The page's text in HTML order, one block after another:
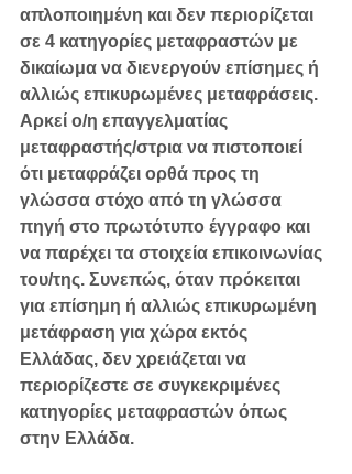
απλοποιημένη και δεν περιορίζεται
σε 4 κατηγορίες μεταφραστών με
δικαίωμα να διενεργούν επίσημες ή
αλλιώς επικυρωμένες μεταφράσεις.
Αρκεί ο/η επαγγελματίας
μεταφραστής/στρια να πιστοποιεί
ότι μεταφράζει ορθά προς τη
γλώσσα στόχο από τη γλώσσα
πηγή στο πρωτότυπο έγγραφο και
να παρέχει τα στοιχεία επικοινωνίας
του/της. Συνεπώς, όταν πρόκειται
για επίσημη ή αλλιώς επικυρωμένη
μετάφραση για χώρα εκτός
Ελλάδας, δεν χρειάζεται να
περιορίζεστε σε συγκεκριμένες
κατηγορίες μεταφραστών όπως
στην Ελλάδα.